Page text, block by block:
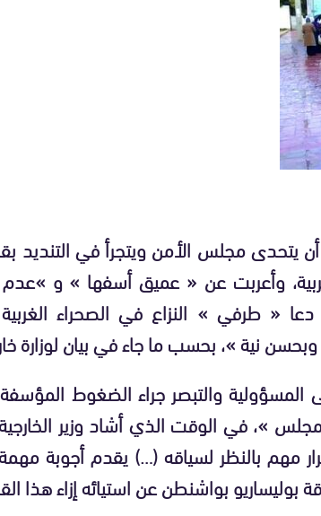
مجلس الأمن ويتجرأ في التنديد
وأعربت عن « عميق أسفها » و
« طرفي » النزاع في الصحراء
نية »، بحسب ما جاء في بيان لوزارة
المسؤولية والتبصر جراء الضغوط
»، في الوقت الذي أشاد وزير
مهم بالنظر لسياقه (…) يقدم أجوبة
بواشنطن عن استيائه إزاء هذا